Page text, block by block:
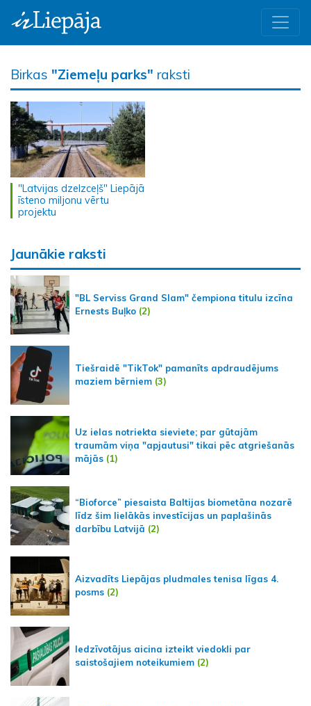
Birkas "Ziemeļu parks" raksti
"Latvijas dzelzceļš" Liepājā
īsteno miljonu vērtu
projektu
Jaunākie raksti
"BL Serviss Grand Slam" čempiona titulu izcīna
Ernests Buļko (2)
Tiešraidē "TikTok" pamanīts apdraudējums
maziem bērniem (3)
Uz ielas notriekta sieviete; par gūtajām
traumām viņa "apjautusi" tikai pēc atgriešanās
mājās (1)
“Bioforce” piesaista Baltijas biometāna nozarē
līdz šim lielākās investīcijas un paplašinās
darbību Latvijā (2)
Aizvadīts Liepājas pludmales tenisa līgas 4.
posms (2)
Iedzīvotājus aicina izteikt viedokli par
saistošajiem noteikumiem (2)